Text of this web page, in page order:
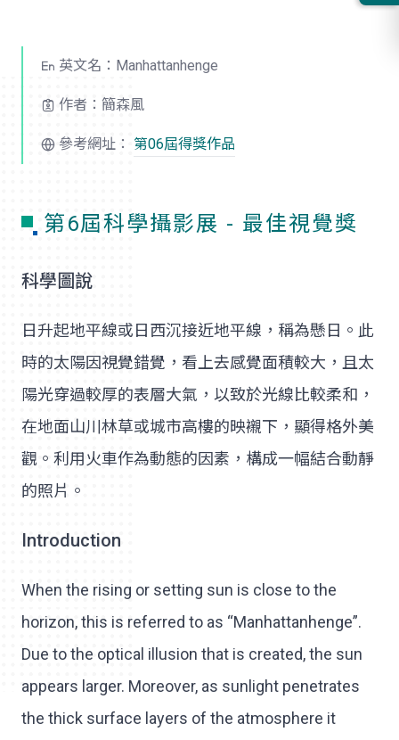
英文名：Manhattanhenge
作者：簡森風
參考網址： 第06屆得獎作品
第6屆科學攝影展 - 最佳視覺獎
科學圖說
日升起地平線或日西沉接近地平線，稱為懸日。此
時的太陽因視覺錯覺，看上去感覺面積較大，且太
陽光穿過較厚的表層大氣，以致於光線比較柔和，
在地面山川林草或城市高樓的映襯下，顯得格外美
觀。利用火車作為動態的因素，構成一幅結合動靜
的照片。
Introduction
When the rising or setting sun is close to the
horizon, this is referred to as “Manhattanhenge”.
Due to the optical illusion that is created, the sun
appears larger. Moreover, as sunlight penetrates
the thick surface layers of the atmosphere it